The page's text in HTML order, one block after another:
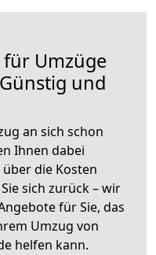
Umzüge
Günstig und
an sich schon
Ihnen dabei
die Kosten
sich zurück – wir
für Sie, das
Umzug von
helfen kann.